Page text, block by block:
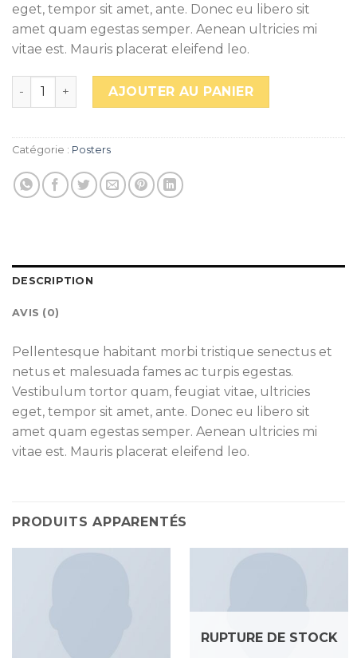
eget, tempor sit amet, ante. Donec eu libero sit
amet quam egestas semper. Aenean ultricies mi
vitae est. Mauris placerat eleifend leo.
quantité de Premium Quality
AJOUTER AU PANIER
Catégorie : Posters
DESCRIPTION
AVIS (0)
Pellentesque habitant morbi tristique senectus et
netus et malesuada fames ac turpis egestas.
Vestibulum tortor quam, feugiat vitae, ultricies
eget, tempor sit amet, ante. Donec eu libero sit
amet quam egestas semper. Aenean ultricies mi
vitae est. Mauris placerat eleifend leo.
PRODUITS APPARENTÉS
RUPTURE DE STOCK